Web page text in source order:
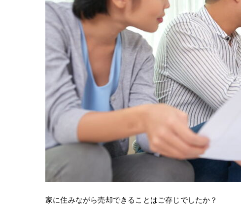
家に住みながら売却できることはご存じでしたか？